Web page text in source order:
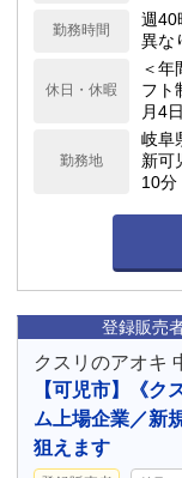
勤務時間
週40
異な
休日・休暇
＜年
フト
月4
有給
休暇
下部
勤務地
岐阜
新可
10分
登録販売
クスリのアオキ
【可児市】《ク
ム上場企業／新
狙えます